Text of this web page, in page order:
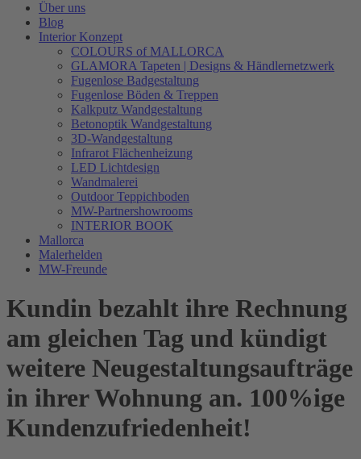
Über uns
Blog
Interior Konzept
COLOURS of MALLORCA
GLAMORA Tapeten | Designs & Händlernetzwerk
Fugenlose Badgestaltung
Fugenlose Böden & Treppen
Kalkputz Wandgestaltung
Betonoptik Wandgestaltung
3D-Wandgestaltung
Infrarot Flächenheizung
LED Lichtdesign
Wandmalerei
Outdoor Teppichboden
MW-Partnershowrooms
INTERIOR BOOK
Mallorca
Malerhelden
MW-Freunde
Kundin bezahlt ihre Rechnung
am gleichen Tag und kündigt
weitere Neugestaltungsaufträge
in ihrer Wohnung an. 100%ige
Kundenzufriedenheit!